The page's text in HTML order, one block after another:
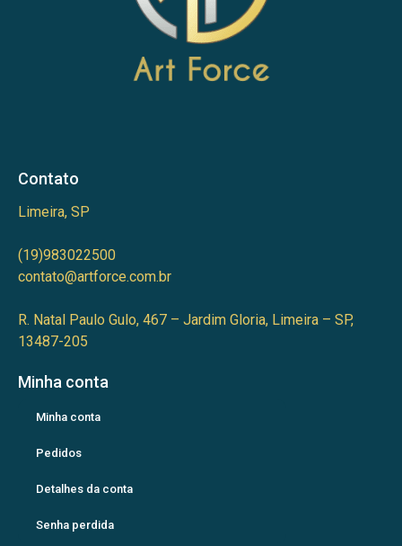
Contato
Limeira, SP
(19)983022500
contato@artforce.com.br
R. Natal Paulo Gulo, 467 – Jardim Gloria, Limeira – SP,
13487-205
Minha conta
Minha conta
Pedidos
Detalhes da conta
Senha perdida